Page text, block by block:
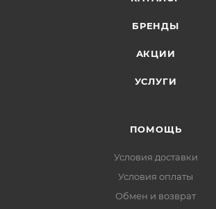
БРЕНДЫ
АКЦИИ
УСЛУГИ
ПОМОЩЬ
Условия доставки
Условия оплаты
Обмен и возврат